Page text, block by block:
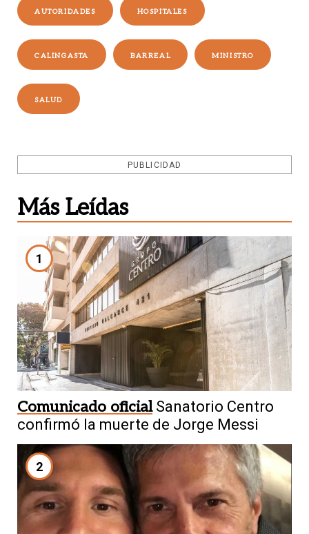
AUTORIDADES HOSPITALES
CALINGASTA BARREAL MINISTRO
SALUD
PUBLICIDAD
Más Leídas
1
Comunicado oficial Sanatorio Centro
confirmó la muerte de Jorge Messi
2